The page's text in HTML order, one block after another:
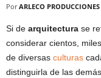
Por ARLECO PRODUCCIONES
Si de arquitectura se
considerar cientos,
de diversas culturas
distinguirla de las